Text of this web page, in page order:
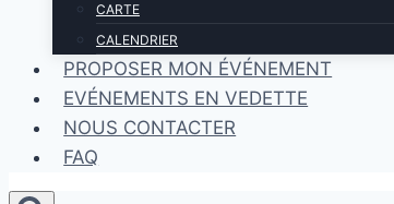
CARTE
CALENDRIER
PROPOSER MON ÉVÉNEMENT
EVÉNEMENTS EN VEDETTE
NOUS CONTACTER
FAQ